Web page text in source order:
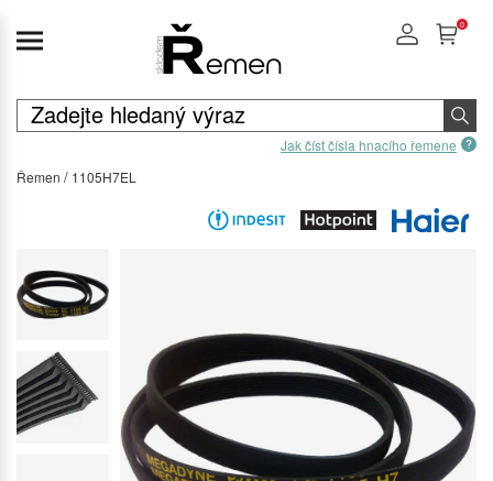
Jak číst čísla hnacího řemene
0
Řemen 1105H7EL